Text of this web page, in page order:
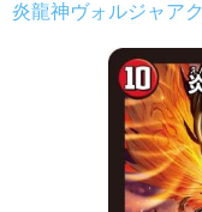
炎龍神ヴォルジャアク